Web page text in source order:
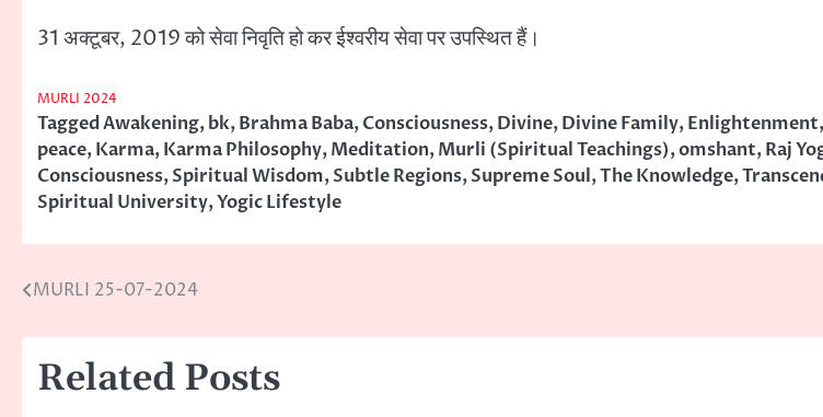
31 अक्टूबर, 2019 को सेवा निवृति हो कर ईश्वरीय सेवा पर उपस्थित हैं।
MURLI 2024
TaggedAwakening,bk,Brahma Baba,Consciousness,Divine,Divine Family,Enlightenment,
peace,Karma,Karma Philosophy,Meditation,Murli (Spiritual Teachings),omshant,Raj
Consciousness,Spiritual Wisdom,Subtle Regions,Supreme Soul,The Knowledge,
Spiritual University,Yogic Lifestyle
Post
navigation
MURLI 25-07-2024
Related Posts